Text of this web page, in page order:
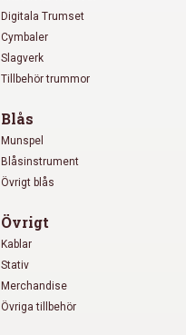
Digitala Trumset
Cymbaler
Slagverk
Tillbehör trummor
Blås
Munspel
Blåsinstrument
Övrigt blås
Övrigt
Kablar
Stativ
Merchandise
Övriga tillbehör